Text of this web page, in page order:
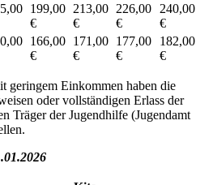
199,00
€
213,00
€
226,00
€
240,00
€
166,00
€
171,00
€
177,00
€
182,00
€
geringem Einkommen haben die
oder vollständigen Erlass der
Träger der Jugendhilfe (Jugendamt